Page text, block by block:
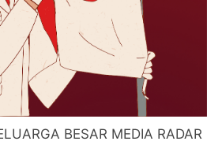
BESAR MEDIA RADAR